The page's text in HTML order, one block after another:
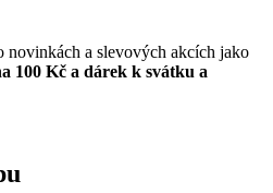
novinkách a slevových akcích jako
100 Kč a dárek k svátku a